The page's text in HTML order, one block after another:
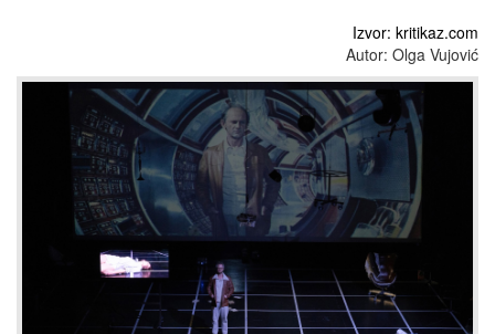
Izvor: kritikaz.com
Autor: Olga Vujović